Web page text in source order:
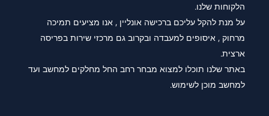
הלקוחות שלנו.
על מנת להקל עליכם ברכישה אונליין , אנו מציעים תמיכה
מרחוק , איסופים למעבדה ובקרוב גם מרכזי שירות בפריסה
ארצית.
באתר שלנו תוכלו למצוא מבחר רחב החל מחלקים למחשב ועד
למחשב מוכן לשימוש.